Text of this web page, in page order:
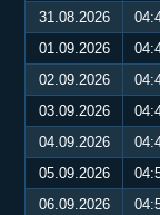
31.08.2026
01.09.2026
02.09.2026
03.09.2026
04.09.2026
05.09.2026
06.09.2026